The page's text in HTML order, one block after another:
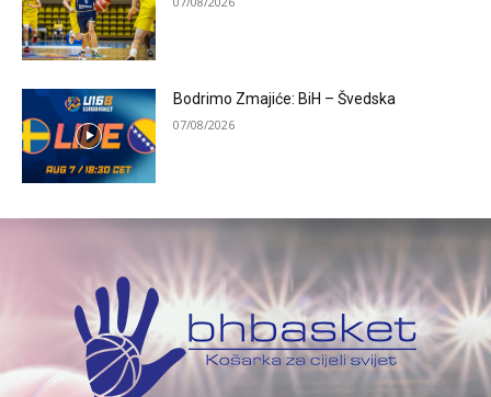
Bodrimo Zmajiće: BiH – Švedska
07/08/2026